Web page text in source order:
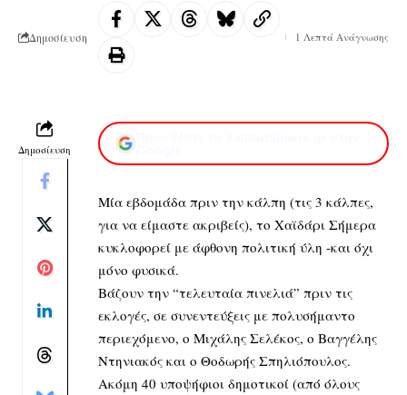
Δημοσίευση 1 Λεπτά Ανάγνωσης
Δημοσίευση
Μία εβδομάδα πριν την κάλπη (τις 3 κάλπες,
για να είμαστε ακριβείς), το Χαϊδάρι Σήμερα
κυκλοφορεί με άφθονη πολιτική ύλη -και όχι
μόνο φυσικά.
Βάζουν την “τελευταία πινελιά” πριν τις
εκλογές, σε συνεντεύξεις με πολυσήμαντο
περιεχόμενο, ο Μιχάλης Σελέκος, ο Βαγγέλης
Ντηνιακός και ο Θοδωρής Σπηλιόπουλος.
Ακόμη 40 υποψήφιοι δημοτικοί (από όλους